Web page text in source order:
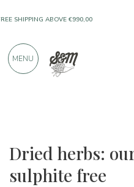
Dried herbs:
sulphite free
SHIPPING ABOVE €990,00
PRODUCTS FROM EXCELLENT
MENU